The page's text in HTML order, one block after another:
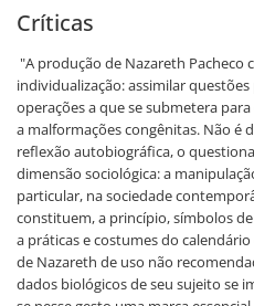
Críticas
"A produção de Nazareth Pacheco
individualização: assimilar
operações a que se submetera
a malformações congênitas. Não é
reflexão autobiográfica, o
dimensão sociológica: a
particular, na sociedade
constituem, a princípio, símbolos
a práticas e costumes do
de Nazareth de uso não
dados biológicos de seu sujeito se